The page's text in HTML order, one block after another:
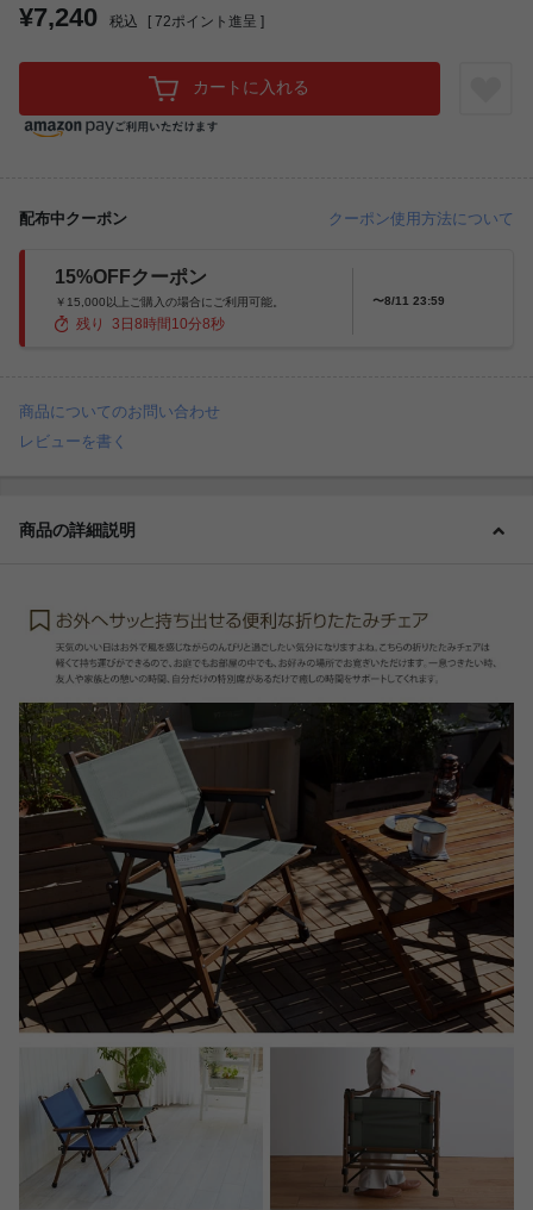
¥7,240 税込 [ 72ポイント進呈 ]
カートに入れる
配布中クーポン クーポン使用方法について
15%OFFクーポン
￥15,000以上ご購入の場合にご利用可能。
残り 3 日8 時間 10分6秒
〜8/11 23:59
商品についてのお問い合わせ
レビューを書く
商品の詳細説明